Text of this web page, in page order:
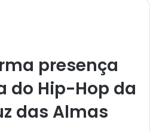
presença
do Hip-Hop da
das Almas